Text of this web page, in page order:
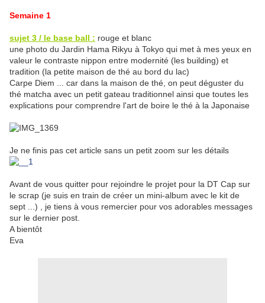
Semaine 1
sujet 3 / le base ball : rouge et blanc
une photo du Jardin Hama Rikyu à Tokyo qui met à mes yeux en
valeur le contraste nippon entre modernité (les building) et
tradition (la petite maison de thé au bord du lac)
Carpe Diem ... car dans la maison de thé, on peut déguster du
thé matcha avec un petit gateau traditionnel ainsi que toutes les
explications pour comprendre l'art de boire le thé à la Japonaise
Je ne finis pas cet article sans un petit zoom sur les détails
Avant de vous quitter pour rejoindre le projet pour la DT Cap sur
le scrap (je suis en train de créer un mini-album avec le kit de
sept ...) , je tiens à vous remercier pour vos adorables messages
sur le dernier post.
A bientôt
Eva